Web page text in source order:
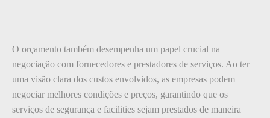
O orçamento também desempenha um papel crucial na
negociação com fornecedores e prestadores de serviços. Ao ter
uma visão clara dos custos envolvidos, as empresas podem
negociar melhores condições e preços, garantindo que os
serviços de segurança e facilities sejam prestados de maneira